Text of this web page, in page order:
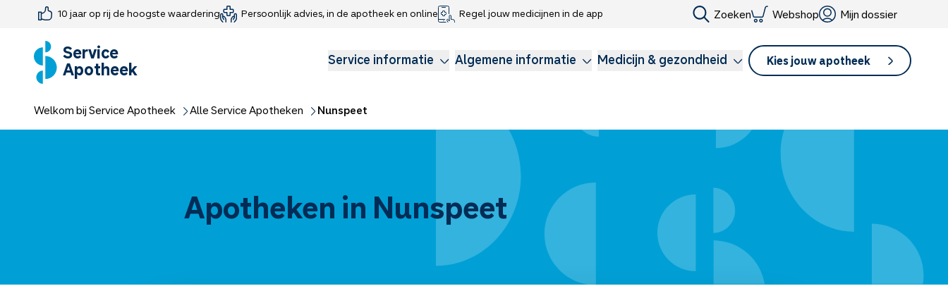
10 jaar op rij de hoogste waardering Persoonlijk advies, in de apotheek en online Regel jouw medicijnen in de app Zoeken Webshop Mijn dossier
Service
Apotheek Service informatie Algemene informatie Medicijn & gezondheid Kies jouw apotheek
Farmaceutisch consult
Medicijn-APK
Webshop
Jouw medische gegevens delen
Klachtenregeling
Medicijnen voor kinderen
Longzorg
Welkom bij Service Apotheek Alle Service Apotheken Nunspeet
Apotheken in Nunspeet